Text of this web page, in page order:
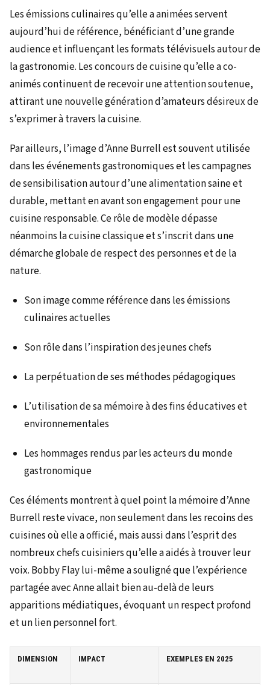
Les émissions culinaires qu’elle a animées servent
aujourd’hui de référence, bénéficiant d’une grande
audience et influençant les formats télévisuels autour de
la gastronomie. Les concours de cuisine qu’elle a co-
animés continuent de recevoir une attention soutenue,
attirant une nouvelle génération d’amateurs désireux de
s’exprimer à travers la cuisine.
Par ailleurs, l’image d’Anne Burrell est souvent utilisée
dans les événements gastronomiques et les campagnes
de sensibilisation autour d’une alimentation saine et
durable, mettant en avant son engagement pour une
cuisine responsable. Ce rôle de modèle dépasse
néanmoins la cuisine classique et s’inscrit dans une
démarche globale de respect des personnes et de la
nature.
Son image comme référence dans les émissions
culinaires actuelles
Son rôle dans l’inspiration des jeunes chefs
La perpétuation de ses méthodes pédagogiques
L’utilisation de sa mémoire à des fins éducatives et
environnementales
Les hommages rendus par les acteurs du monde
gastronomique
Ces éléments montrent à quel point la mémoire d’Anne
Burrell reste vivace, non seulement dans les recoins des
cuisines où elle a officié, mais aussi dans l’esprit des
nombreux chefs cuisiniers qu’elle a aidés à trouver leur
voix. Bobby Flay lui-même a souligné que l’expérience
partagée avec Anne allait bien au-delà de leurs
apparitions médiatiques, évoquant un respect profond
et un lien personnel fort.
DIMENSION IMPACT EXEMPLES EN 2025